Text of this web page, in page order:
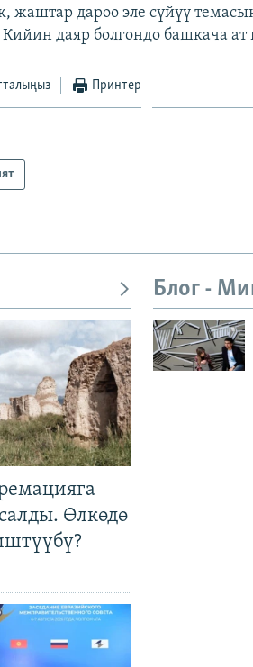
жаштар дароо эле сүйүү
Кийин даяр болгондо башкача
Принтер
Өлкөдө
Блог -